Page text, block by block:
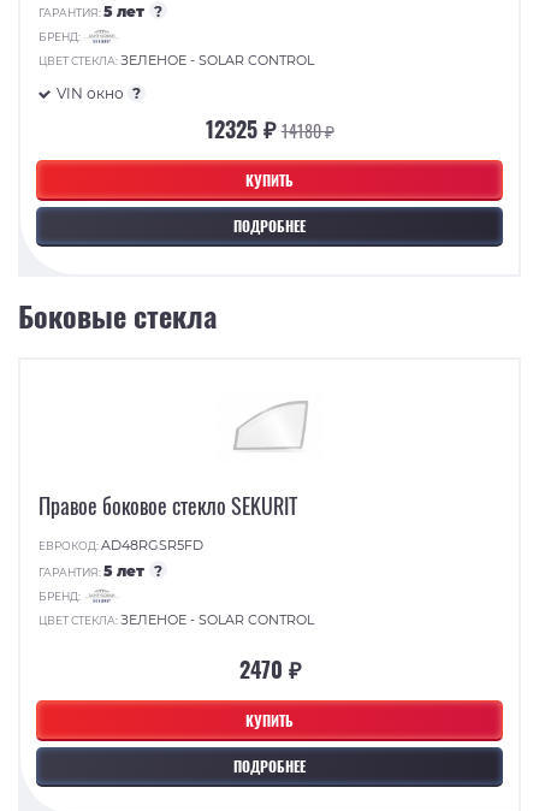
КУПИТЬ
ПОДРОБНЕЕ
ГАРАНТИЯ:5 лет ?
БРЕНД:
ЦВЕТ СТЕКЛА:ЗЕЛЕНОЕ - SOLAR CONTROL
VIN окно ?
12325 ₽14180 ₽
Боковые стекла
КУПИТЬ
ПОДРОБНЕЕ
Правое боковое стекло SEKURIT
ЕВРОКОД:AD48RGSR5FD
ГАРАНТИЯ:5 лет ?
БРЕНД:
ЦВЕТ СТЕКЛА:ЗЕЛЕНОЕ - SOLAR CONTROL
2470 ₽